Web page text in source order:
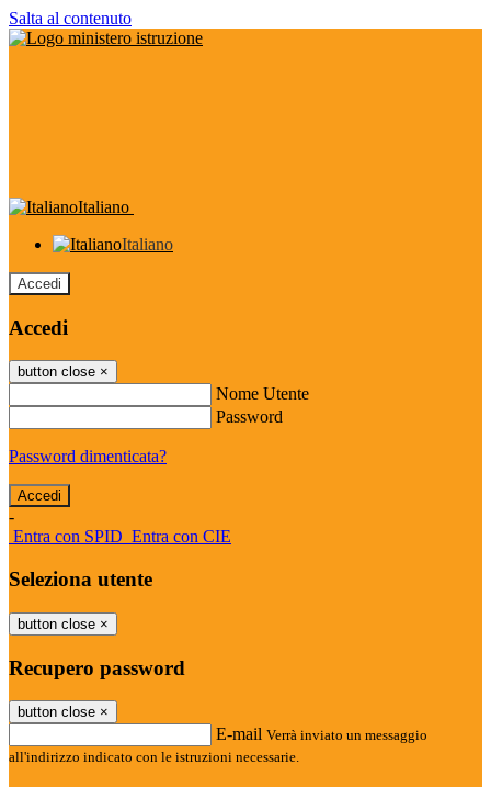
Salta al contenuto
Italiano
Italiano
Accedi
Accedi
button close ×
Nome Utente
Password
Password dimenticata?
-
Entra con SPID Entra con CIE
Seleziona utente
button close ×
Recupero password
button close ×
E-mail Verrà inviato un messaggio
all'indirizzo indicato con le istruzioni necessarie.